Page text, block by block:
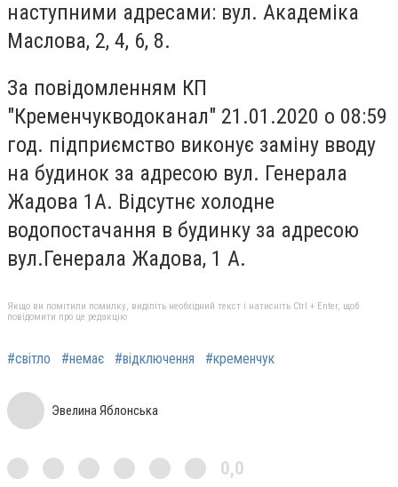
наступними адресами: вул. Академіка
Маслова, 2, 4, 6, 8.
За повідомленням КП
"Кременчукводоканал" 21.01.2020 о 08:59
год. підприємство виконує заміну вводу
на будинок за адресою вул. Генерала
Жадова 1А. Відсутнє холодне
водопостачання в будинку за адресою
вул.Генерала Жадова, 1 А.
Якщо ви помітили помилку, виділіть необхідний текст і натисніть Ctrl + Enter, щоб
повідомити про це редакцію
#світло #немає #відключення #кременчук
Эвелина Яблонська
0,0